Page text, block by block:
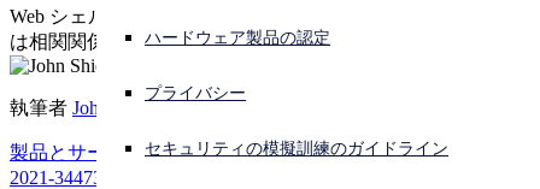
サイバー攻撃を受けている場合、連絡先はこちら
サインイン
Open search
日本語 Open language switcher
ハードウェア製品の認定
プライバシー
セキュリティの模擬訓練のガイドライン
Web シェルエクスプロイトの PoC 公開時期と攻撃の増加に
は相関関係があるようです。
執筆者 John Shier
製品とサービス Active Adversary Reportcve-2021-31207
2021-34473